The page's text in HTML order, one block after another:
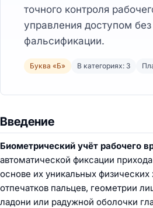
точного контроля
управления доступом
фальсификации.
Буква «Б» В категориях: 3
Введение
Биометрический учёт рабочего
автоматической фиксации
основе их уникальных физических
отпечатков пальцев, геометрии
ладони или радужной оболочки